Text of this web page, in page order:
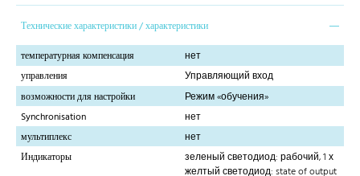
Технические характеристики / характеристики
температурная компенсация
нет
управления
Управляющий вход
возможности для настройки
Режим «обучения»
Synchronisation
нет
мультиплекс
нет
Индикаторы
зеленый светодиод: рабочий, 1 х
желтый светодиод: state of output